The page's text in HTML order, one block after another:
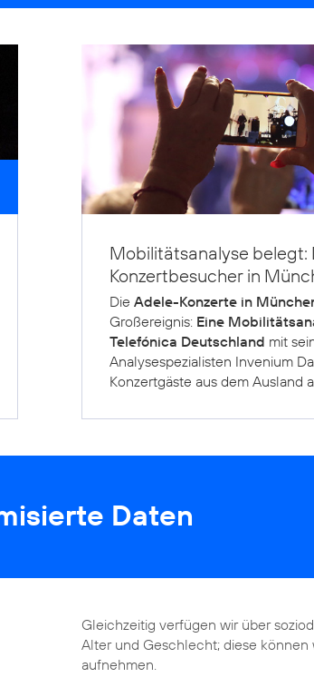
Mobilitätsanalyse belegt:
Konzertbesucher in
Die Adele-Konzerte in
Großereignis: Eine
Telefónica Deutschland mit
Analysespezialisten Invenium
Konzertgäste aus dem Ausland
Daten
Gleichzeitig verfügen wir über
Alter und Geschlecht; diese
aufnehmen.